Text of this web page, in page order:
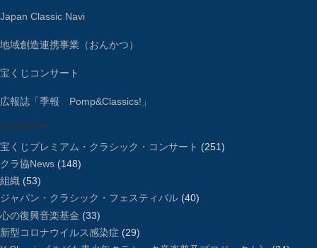
Japan Classic Navi
地域創造連携事業（おんかつ）
宝くじコンサート
広報誌「季報 Pomp&Classics!」
カテゴリー
宝くじプレミアム・クラシック・コンサート (251)
クラ協News (148)
組織 (53)
ジャパン・クラシック・フェスティバル (40)
心の復興音楽基金 (33)
新型コロナウイルス感染症 (29)